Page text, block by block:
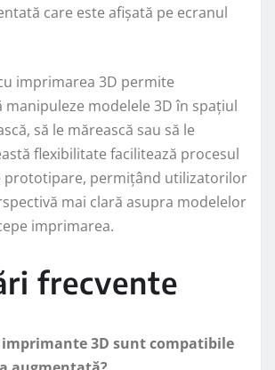
care este afișată pe ecranul
imprimarea 3D permite
modelele 3D în spațiul
să le mărească sau să le
flexibilitate facilitează procesul
prototipare, permițând utilizatorilor
mai clară asupra modelelor
imprimarea.
frecvente
imprimante 3D sunt compatibile